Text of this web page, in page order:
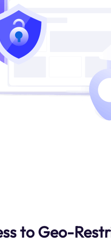
to Geo-